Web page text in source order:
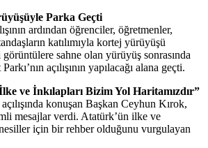
Parka Geçti
ardından öğrenciler, öğretmenler,
katılımıyla kortej yürüyüşü
sahne olan yürüyüş sonrasında
açılışının yapılacağı alana geçti.
ve İnkılapları Bizim Yol Haritamızdır”
açılışında konuşan Başkan Ceyhun Kırok,
mesajlar verdi. Atatürk’ün ilke ve
nesiller için bir rehber olduğunu vurgulayan